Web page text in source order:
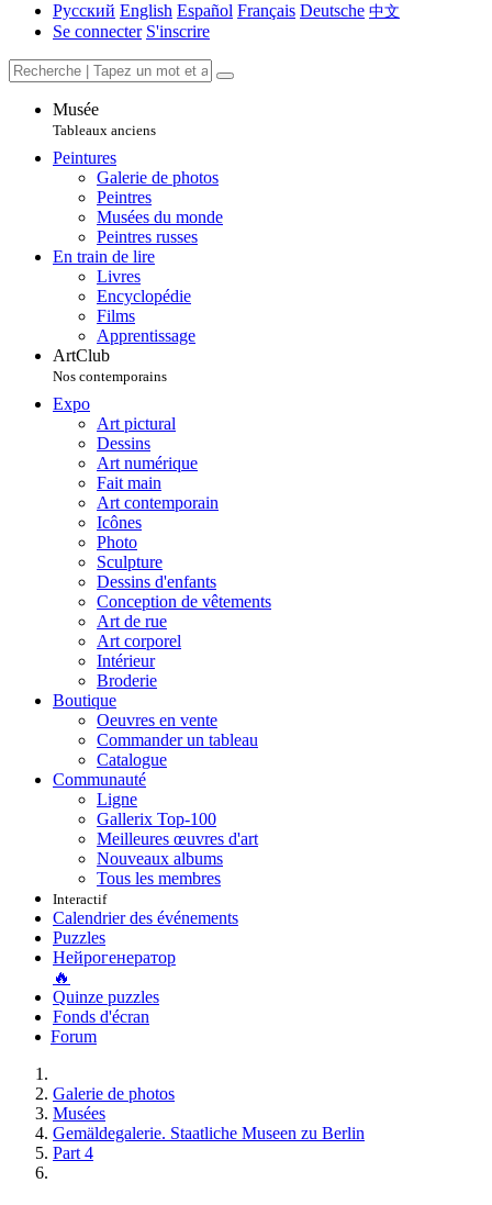
Русский English Español Français Deutsche 中文
Se connecter S'inscrire
Musée
Tableaux anciens
Peintures
Galerie de photos
Peintres
Musées du monde
Peintres russes
En train de lire
Livres
Encyclopédie
Films
Apprentissage
ArtClub
Nos contemporains
Expo
Art pictural
Dessins
Art numérique
Fait main
Art contemporain
Icônes
Photo
Sculpture
Dessins d'enfants
Conception de vêtements
Art de rue
Art corporel
Intérieur
Broderie
Boutique
Oeuvres en vente
Commander un tableau
Catalogue
Communauté
Ligne
Gallerix Top-100
Meilleures œuvres d'art
Nouveaux albums
Tous les membres
Interactif
Calendrier des événements
Puzzles
Нейрогенератор
🔥
Quinze puzzles
Fonds d'écran
Forum
Galerie de photos
Musées
Gemäldegalerie. Staatliche Museen zu Berlin
Part 4